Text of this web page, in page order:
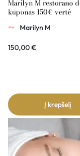
Marilyn M restorano
kuponas 150€ vertė
Marilyn M
150,00€
Į krepšelį